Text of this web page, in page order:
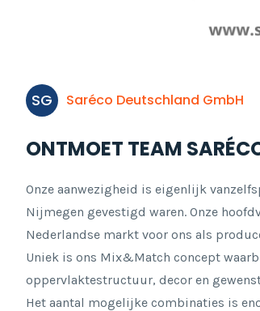
SG Saréco Deutschland GmbH
ONTMOET TEAM
Onze aanwezigheid is eigenlijk
Nijmegen gevestigd waren. Onze
Nederlandse markt voor ons als
Uniek is ons Mix&Match concept
oppervlaktestructuur, decor en
Het aantal mogelijke combinaties is